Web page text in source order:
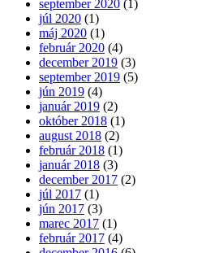
september 2020 (1)
júl 2020 (1)
máj 2020 (1)
február 2020 (4)
december 2019 (3)
september 2019 (5)
jún 2019 (4)
január 2019 (2)
október 2018 (1)
august 2018 (2)
február 2018 (1)
január 2018 (3)
december 2017 (2)
júl 2017 (1)
jún 2017 (3)
marec 2017 (1)
február 2017 (4)